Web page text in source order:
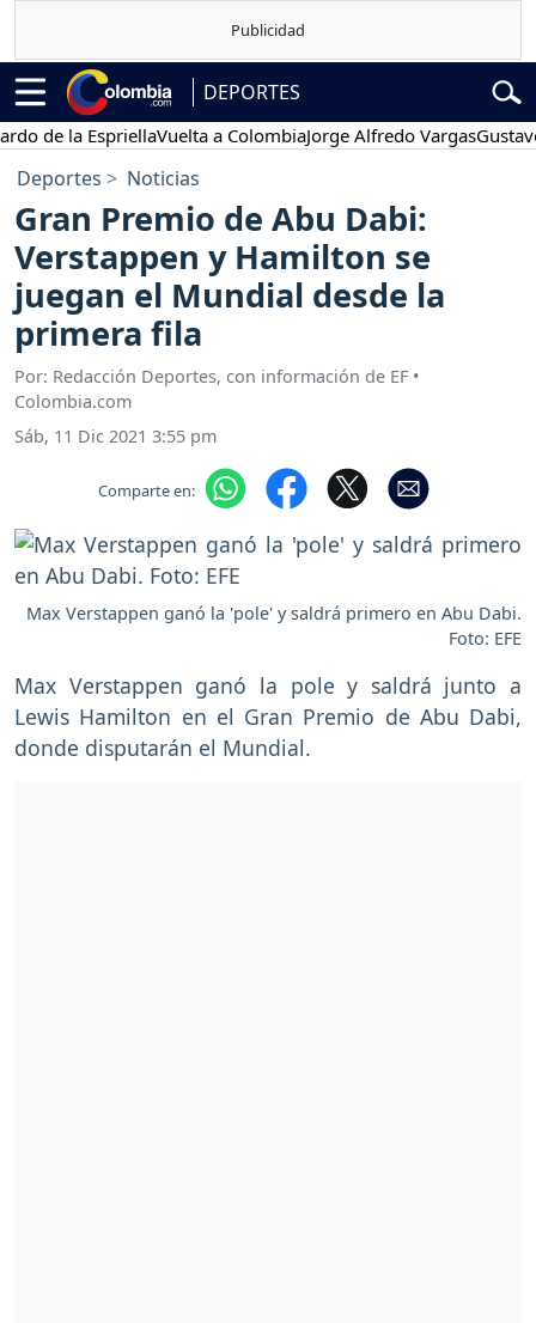
DEPORTES
la EspriellaVuelta a ColombiaJorge Alfredo VargasGustavo
Deportes Noticias
Gran Premio de Abu Dabi:
Verstappen y Hamilton se
juegan el Mundial desde la
primera fila
Por: Redacción Deportes, con información de EF •
Colombia.com
Sáb, 11 Dic 2021 3:55 pm
Comparte en:
Max Verstappen ganó la 'pole' y saldrá primero en Abu Dabi.
Foto: EFE
Max Verstappen ganó la pole y saldrá junto a
Lewis Hamilton en el Gran Premio de Abu Dabi,
donde disputarán el Mundial.